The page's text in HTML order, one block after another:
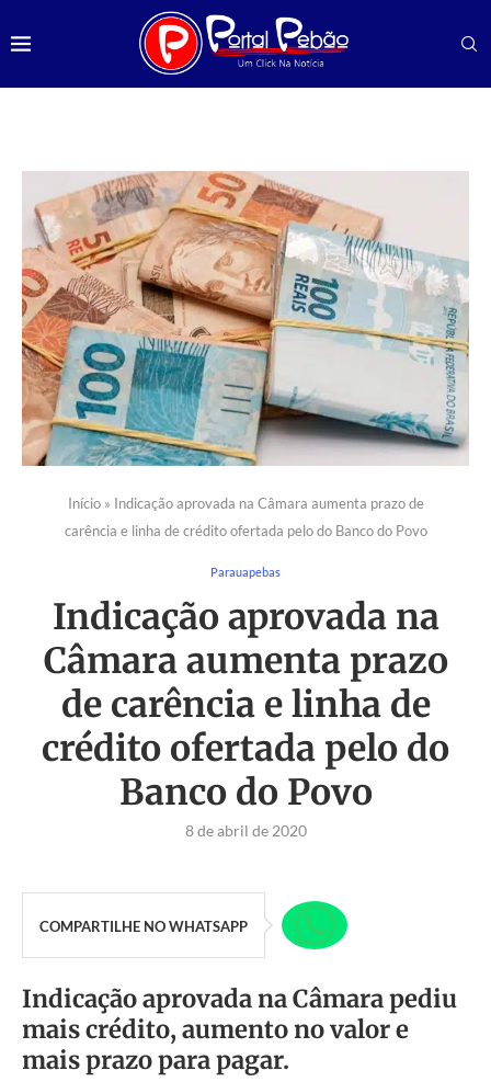
Início» Indicação aprovada na Câmara aumenta prazo de
carência e linha de crédito ofertada pelo do Banco do Povo
Parauapebas
Indicação aprovada na
Câmara aumenta prazo
de carência e linha de
crédito ofertada pelo do
Banco do Povo
8 de abril de 2020
COMPARTILHE NO WHATSAPP
Indicação aprovada na Câmara pediu
mais crédito, aumento no valor e
mais prazo para pagar.